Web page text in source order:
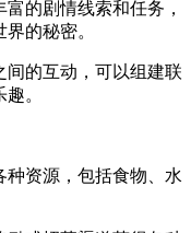
的剧情线索和任务，
的秘密。
的互动，可以组建联
。
资源，包括食物、水